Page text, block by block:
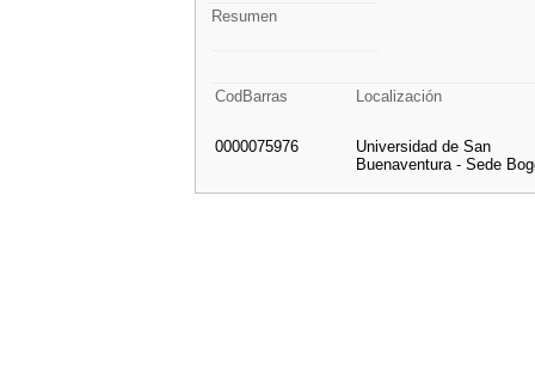
Resumen
CodBarras Localización
0000075976
Universidad de San
Buenaventura - Sede